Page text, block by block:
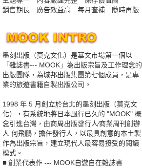
銷售期長 廣告效益高 每月查補 隨時再版
墨刻出版（莫克文化）是華文市場第一個以
「雜誌書--- MOOK」為出版宗旨及工作理念的
出版團隊，為城邦出版集團第七個成員，是專
業的旅遊書籍自製出版公司。
1998 年 5 月創立於台北的墨刻出版（莫克文
化），有系統地將日本風行已久的 "MOOK" 概
念引進台灣，由商周出版發行人∕商業周刊創辦
人 何飛鵬，擔任發行人，以最具創意的本土製
作為出版宗旨，建立現代人最容易接受的閱讀
模式。
■ 創業代表作 --- MOOK自遊自在雜誌書